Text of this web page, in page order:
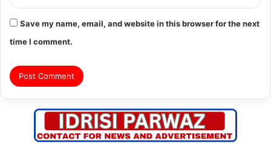
Save my name, email, and website in this browser for the next
time I comment.